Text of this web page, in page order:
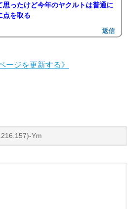
思ったけど今年のヤクルトは普通に
点を取る
返信
ページを更新する》